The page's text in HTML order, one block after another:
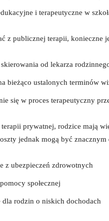
i terapeutyczne w
z publicznej terapii, konieczne
od lekarza
bieżąco ustalonych terminów
się w proces terapeutyczny
prywatnej, rodzice mają
jednak mogą być
z ubezpieczeń zdrowotnych
społecznej
dla rodzin o niskich dochodach